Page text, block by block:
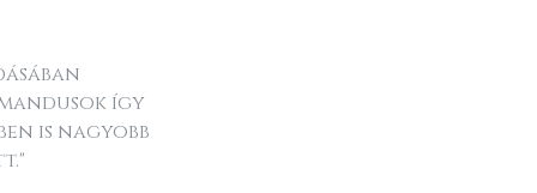
így
is nagyobb